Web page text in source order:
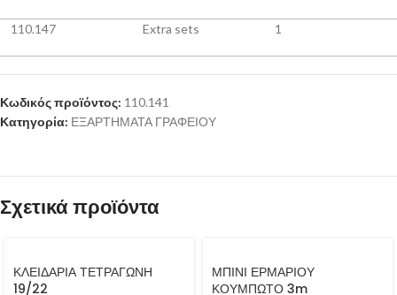
110.147 Extra sets 1
Κωδικός προϊόντος: 110.141
Κατηγορία: ΕΞΑΡΤΗΜΑΤΑ ΓΡΑΦΕΙΟΥ
Σχετικά προϊόντα
ΚΛΕΙΔΑΡΙΑ ΤΕΤΡΑΓΩΝΗ
19/22
ΜΠΙΝΙ ΕΡΜΑΡΙΟΥ
ΚΟΥΜΠΩΤΟ 3m